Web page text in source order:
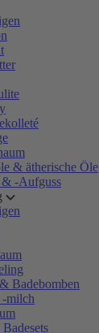
& ätherische Öle
& -Aufguss
Badebomben
milch